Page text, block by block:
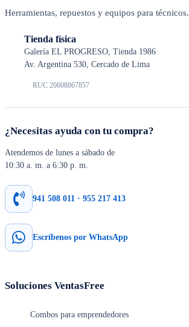
Herramientas, repuestos y equipos para técnicos.
Tienda física
Galería EL PROGRESO, Tienda 1986
Av. Argentina 530, Cercado de Lima
RUC 20608867857
¿Necesitas ayuda con tu compra?
Atendemos de lunes a sábado de
10:30 a. m. a 6:30 p. m.
941 508 011 · 955 217 413
Escríbenos por WhatsApp
Soluciones VentasFree
Combos para emprendedores